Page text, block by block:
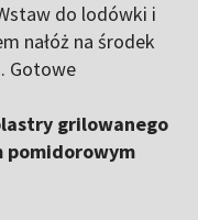
do lodówki i
nałóż na środek
Gotowe
grilowanego
pomidorowym